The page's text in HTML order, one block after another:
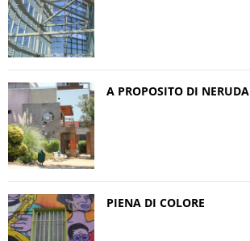
A PROPOSITO DI NERUDA
PIENA DI COLORE